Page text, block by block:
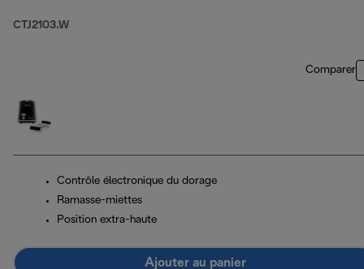
CTJ2103.W
Comparer
Contrôle électronique du dorage
Ramasse-miettes
Position extra-haute
Ajouter au panier